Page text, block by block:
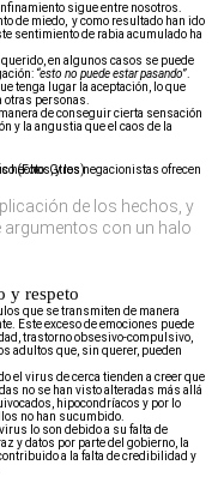
sigue entre nosotros.
de miedo, y como resultado han ido
sentimiento de rabia acumulado ha
en algunos casos se puede
“esto no puede estar pasando”
tenga lugar la aceptación, lo que
otras personas.
de conseguir cierta sensación
y la angustia que el caos de la
de los hechos, y
argumentos con un halo
y respeto
que se transmiten de manera
Este exceso de emociones puede
trastorno obsesivo-compulsivo,
adultos que, sin querer, pueden
el virus de cerca tienden a creer que
no se han visto alteradas más allá
hipocondríacos y por lo
no han sucumbido.
lo son debido a su falta de
y datos por parte del gobierno, la
a la falta de credibilidad y